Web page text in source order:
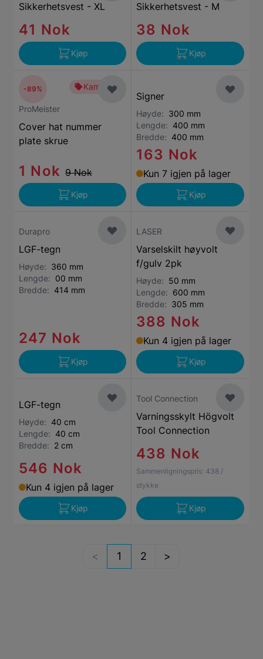
Sikkerhetsvest - XL
41 Nok
Kjøp
Sikkerhetsvest - M
38 Nok
Kjøp
Kampanje
ProMeister
Cover hat nummer
plate skrue
1 Nok 9 Nok
-89%
Kjøp
Signer
Høyde: 300 mm
Lengde: 400 mm
Bredde: 400 mm
163 Nok
Kun 7 igjen på lager
Kjøp
Durapro
LGF-tegn
Høyde: 360 mm
Lengde: 00 mm
Bredde: 414 mm
247 Nok
Kjøp
LASER
Varselskilt høyvolt
f/gulv 2pk
Høyde: 50 mm
Lengde: 600 mm
Bredde: 305 mm
388 Nok
Kun 4 igjen på lager
Kjøp
LGF-tegn
Høyde: 40 cm
Lengde: 40 cm
Bredde: 2 cm
546 Nok
Kun 4 igjen på lager
Kjøp
Tool Connection
Varningsskylt Högvolt
Tool Connection
438 Nok
Sammenligningspris: 438 /
stykke
Kjøp
1 2